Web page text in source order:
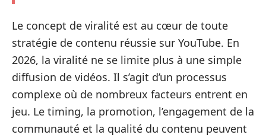
Le concept de viralité est au cœur de toute
stratégie de contenu réussie sur YouTube. En
2026, la viralité ne se limite plus à une simple
diffusion de vidéos. Il s’agit d’un processus
complexe où de nombreux facteurs entrent en
jeu. Le timing, la promotion, l’engagement de la
communauté et la qualité du contenu peuvent